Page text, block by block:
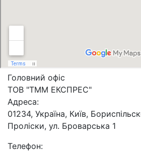
Головний офіс
ТОВ "ТММ ЕКСПРЕС"
Адреса:
01234, Україна, Київ,
Проліски, ул. Броварська 1
Телефон: